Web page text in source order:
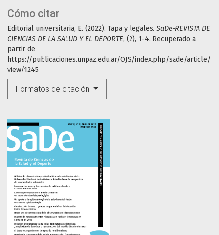
Cómo citar
Editorial universitaria, E. (2022). Tapa y legales. SaDe-REVISTA DE
CIENCIAS DE LA SALUD Y EL DEPORTE, (2), 1-4. Recuperado a
partir de
https://publicaciones.unpaz.edu.ar/OJS/index.php/sade/article/
view/1245
Formatos de citación